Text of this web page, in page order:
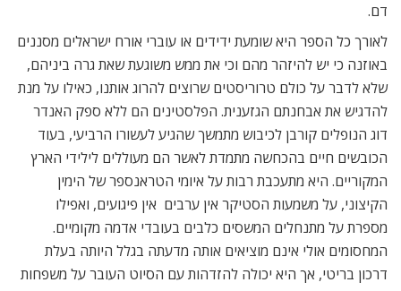
דם.
לאורך כל הספר היא שומעת ידידים או עוברי אורח ישראלים מסננים
באוזנה כי יש להיזהר מהם וכי את ממש משוגעת שאת גרה ביניהם,
שלא לדבר על כולם טרוריסטים שרוצים להרוג אותנו, כאילו על מנת
להדגיש את אבחנתם הגזענית. הפלסטינים הם ללא ספק האנדר
דוג הנופלים קורבן לכיבוש מתמשך שהגיע לעשורו הרביעי, בעוד
הכובשים חיים בהכחשה מתמדת לאשר הם מעוללים לילידי הארץ
המקוריים. היא מתעכבת רבות על איומי הטראנספר של הימין
הקיצוני, על משמעות הסטיקר אין ערבים  אין פיגועים, ואפילו
מספרת על מתנחלים המשסים כלבים בעובדי אדמה מקומיים.
המחסומים אולי אינם מוציאים אותה מדעתה בגלל היותה בעלת
דרכון בריטי, אך היא יכולה להזדהות עם הסיוט העובר על משפחות